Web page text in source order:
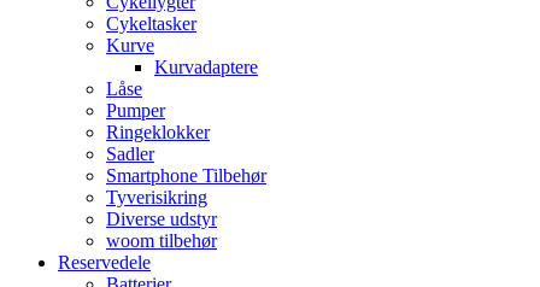
Cykeltasker
Kurve
Kurvadaptere
Låse
Pumper
Ringeklokker
Sadler
Smartphone Tilbehør
Tyverisikring
Diverse udstyr
woom tilbehør
Reservedele